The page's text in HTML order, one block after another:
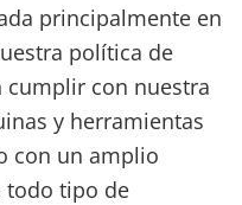
principalmente en
política de
cumplir con nuestra
y herramientas
con un amplio
todo tipo de